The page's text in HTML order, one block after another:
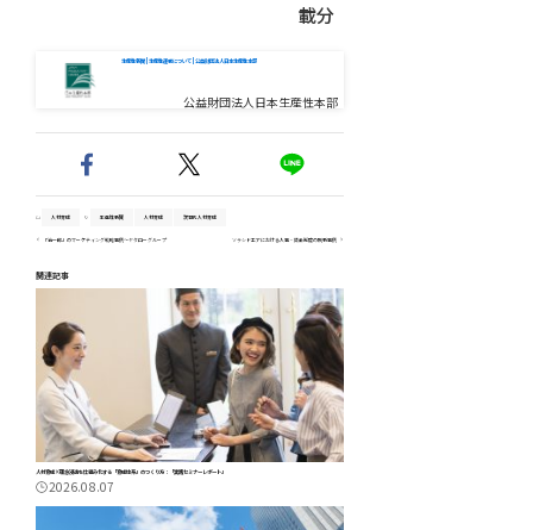
載分
生産性新聞 | 生産性運動について | 公益財団法人日本生産性本部
公益財団法人日本生産性本部
人材育成 生産性新聞 人材育成 次世代人材育成
「治一郎」のマーケティング戦略事例～ヤタローグループ ソラシドエアにおける人事・賃金制度の刷新事例
関連記事
人材育成×理念浸透を仕組み化する「育成体系」のつくり方：「実践セミナーレポート」
2026.08.07